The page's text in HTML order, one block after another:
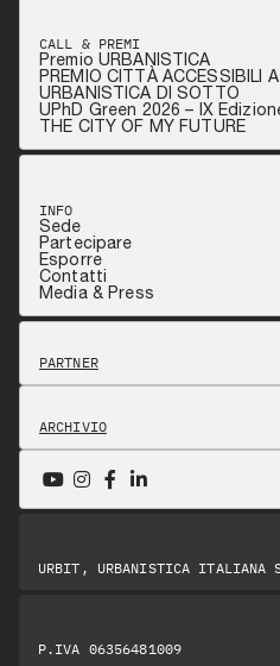
CALL & PREMI
Premio URBANISTICA
PREMIO CITTÀ ACCESSIBILI
URBANISTICA DI SOTTO
UPhD Green 2026 – IX
THE CITY OF MY FUTURE
INFO
Sede
Partecipare
Esporre
Contatti
Media & Press
PARTNER
ARCHIVIO
URBIT, URBANISTICA ITALIANA
P.IVA 06356481009